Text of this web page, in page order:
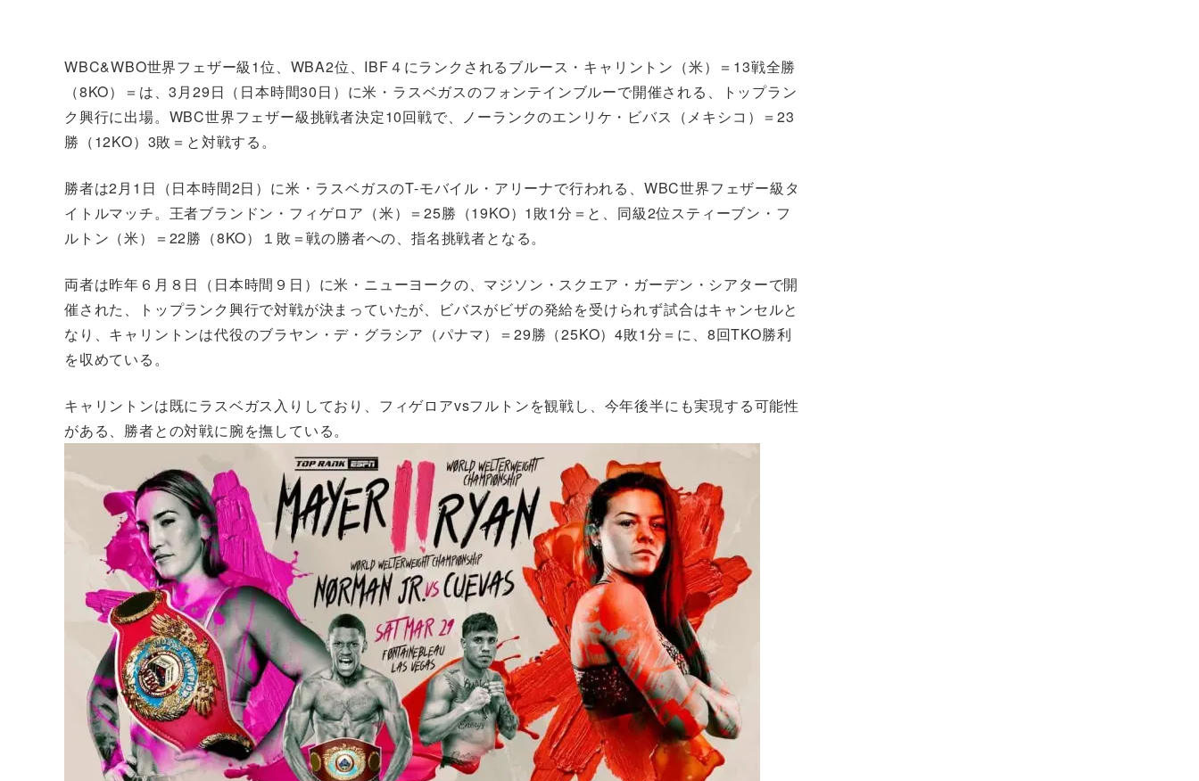
WBC&WBO世界フェザー級1位、WBA2位、IBF４にランクされるブルース・キャリントン（米）＝13戦全勝
（8KO）＝は、3月29日（日本時間30日）に米・ラスベガスのフォンテインブルーで開催される、トップラン
ク興行に出場。WBC世界フェザー級挑戦者決定10回戦で、ノーランクのエンリケ・ビバス（メキシコ）＝23
勝（12KO）3敗＝と対戦する。
勝者は2月1日（日本時間2日）に米・ラスベガスのT-モバイル・アリーナで行われる、WBC世界フェザー級タ
イトルマッチ。王者ブランドン・フィゲロア（米）＝25勝（19KO）1敗1分＝と、同級2位スティーブン・フ
ルトン（米）＝22勝（8KO）１敗＝戦の勝者への、指名挑戦者となる。
両者は昨年６月８日（日本時間９日）に米・ニューヨークの、マジソン・スクエア・ガーデン・シアターで開
催された、トップランク興行で対戦が決まっていたが、ビバスがビザの発給を受けられず試合はキャンセルと
なり、キャリントンは代役のブラヤン・デ・グラシア（パナマ）＝29勝（25KO）4敗1分＝に、8回TKO勝利
を収めている。
キャリントンは既にラスベガス入りしており、フィゲロアvsフルトンを観戦し、今年後半にも実現する可能性
がある、勝者との対戦に腕を撫している。